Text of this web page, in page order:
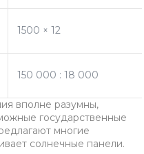
1500 × 12
150 000 : 18 000
вполне разумны,
государственные
многие
солнечные панели.